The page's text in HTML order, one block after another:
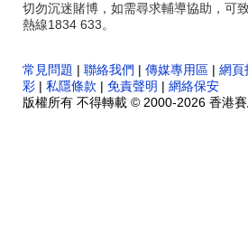
切勿沉迷賭博，如需尋求輔導協助，可
熱線1834 633。
常見問題 | 聯絡我們 | 傳媒專用區 | 網頁
彩 | 私隱條款 | 免責聲明 | 網絡保安
版權所有 不得轉載 © 2000-2026 香港